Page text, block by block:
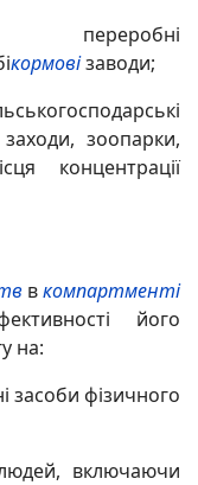
кормовізаводи;
зоопарки,
концентрації
вкомпартменті
його
на:
засоби фізичного
включаючи